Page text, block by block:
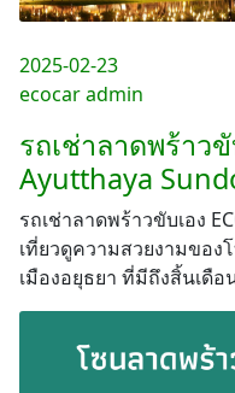
2025-02-23
ecocar admin
รถเช่าลาดพร้าว
Ayutthaya
รถเช่าลาดพร้าวขับเอง
เที่ยวดูความสวยงามขอ
เมืองอยุธยา ที่มีถึงสิ้นเดื